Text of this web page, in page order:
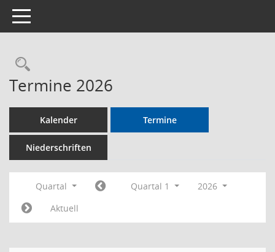
Toggle navigation
Rechercheauswahl
Termine 2026
Kalender Termine
Niederschriften
Quartal Quartal 1
2026
Aktuell